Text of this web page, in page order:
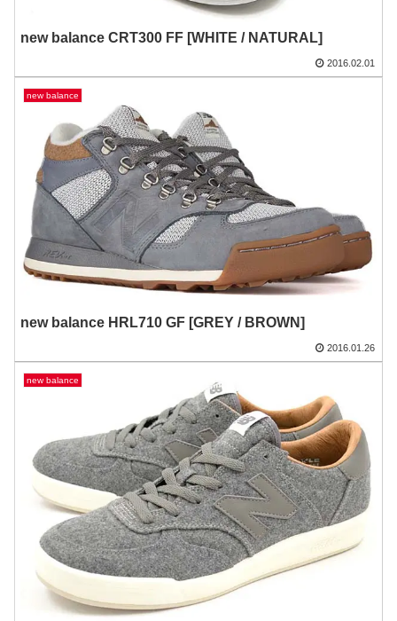
new balance CRT300 FF [WHITE / NATURAL]
2016.02.01
new balance
new balance HRL710 GF [GREY / BROWN]
2016.01.26
new balance